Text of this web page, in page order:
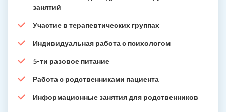
занятий
Участие в терапевтических группах
Индивидуальная работа с психологом
5-ти разовое питание
Работа с родственниками пациента
Информационные занятия для родственников